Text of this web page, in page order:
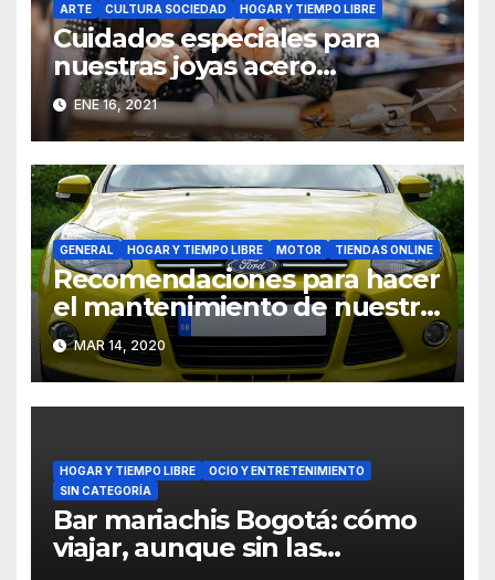
ARTE CULTURA SOCIEDAD HOGAR Y TIEMPO LIBRE
Cuidados especiales para
nuestras joyas acero
inoxidable
ENE 16, 2021
GENERAL HOGAR Y TIEMPO LIBRE MOTOR TIENDAS ONLINE
Recomendaciones para hacer
el mantenimiento de nuestro
vehículo
MAR 14, 2020
HOGAR Y TIEMPO LIBRE
OCIO Y ENTRETENIMIENTO
SIN CATEGORÍA
Bar mariachis Bogotá: cómo
viajar, aunque sin las